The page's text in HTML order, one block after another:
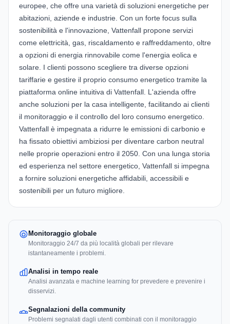
europee, che offre una varietà di soluzioni energetiche per
abitazioni, aziende e industrie. Con un forte focus sulla
sostenibilità e l'innovazione, Vattenfall propone servizi
come elettricità, gas, riscaldamento e raffreddamento, oltre
a opzioni di energia rinnovabile come l'energia eolica e
solare. I clienti possono scegliere tra diverse opzioni
tariffarie e gestire il proprio consumo energetico tramite la
piattaforma online intuitiva di Vattenfall. L'azienda offre
anche soluzioni per la casa intelligente, facilitando ai clienti
il monitoraggio e il controllo del loro consumo energetico.
Vattenfall è impegnata a ridurre le emissioni di carbonio e
ha fissato obiettivi ambiziosi per diventare carbon neutral
nelle proprie operazioni entro il 2050. Con una lunga storia
ed esperienza nel settore energetico, Vattenfall si impegna
a fornire soluzioni energetiche affidabili, accessibili e
sostenibili per un futuro migliore.
Monitoraggio globale
Monitoraggio 24/7 da più località globali per rilevare
istantaneamente i problemi.
Analisi in tempo reale
Analisi avanzata e machine learning for prevedere e prevenire i
disservizi.
Segnalazioni della community
Problemi segnalati dagli utenti combinati con il monitoraggio